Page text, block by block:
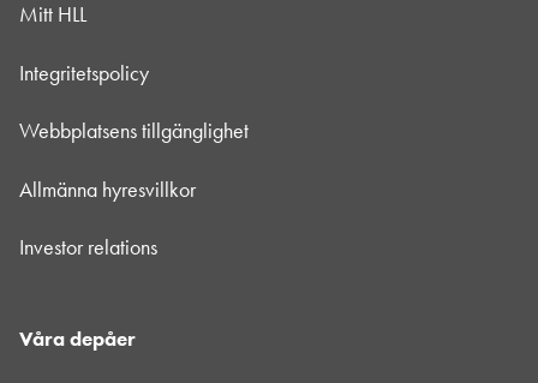
Mitt HLL
Integritetspolicy
Webbplatsens tillgänglighet
Allmänna hyresvillkor
Investor relations
Våra depåer